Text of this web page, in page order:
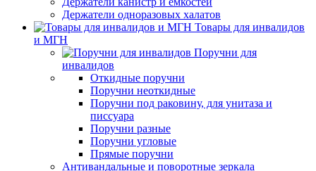
Держатели одноразовых халатов
Товары для инвалидов
и МГН
Поручни для
инвалидов
Откидные поручни
Поручни неоткидные
Поручни под раковину, для унитаза и
писсуара
Поручни разные
Поручни угловые
Прямые поручни
Антивандальные и поворотные зеркала